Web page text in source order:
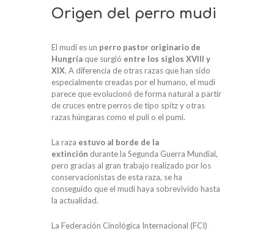
Origen del perro mudi
El mudi es un perro pastor originario de
Hungría que surgió entre los siglos XVIII y
XIX. A diferencia de otras razas que han sido
especialmente creadas por el humano, el mudi
parece que evolucionó de forma natural a partir
de cruces entre perros de tipo spitz y otras
razas húngaras como el puli o el pumi.
La raza estuvo al borde de la
extinción durante la Segunda Guerra Mundial,
pero gracias al gran trabajo realizado por los
conservacionistas de esta raza, se ha
conseguido que el mudi haya sobrevivido hasta
la actualidad.
La Federación Cinológica Internacional (FCI)